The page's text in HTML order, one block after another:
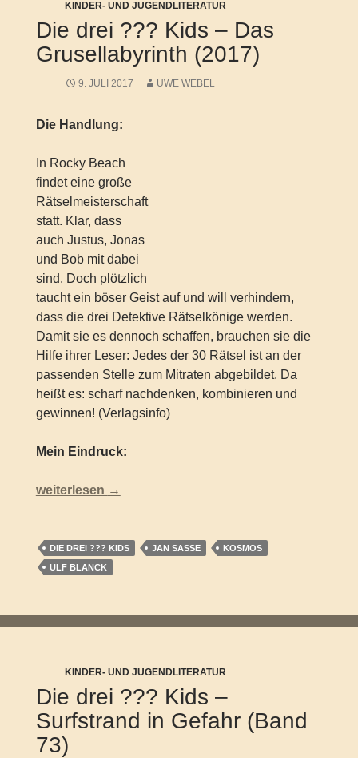
KINDER- UND JUGENDLITERATUR
Die drei ??? Kids – Das
Grusellabyrinth (2017)
9. JULI 2017 UWE WEBEL
Die Handlung:
In Rocky Beach
findet eine große
Rätselmeisterschaft
statt. Klar, dass
auch Justus, Jonas
und Bob mit dabei
sind. Doch plötzlich
taucht ein böser Geist auf und will verhindern,
dass die drei Detektive Rätselkönige werden.
Damit sie es dennoch schaffen, brauchen sie die
Hilfe ihrer Leser: Jedes der 30 Rätsel ist an der
passenden Stelle zum Mitraten abgebildet. Da
heißt es: scharf nachdenken, kombinieren und
gewinnen! (Verlagsinfo)
Mein Eindruck:
Die drei ??? Kids – Das Grusellabyrinth (2017)
weiterlesen →
DIE DREI ??? KIDS JAN SASSE
KOSMOS
ULF BLANCK
KINDER- UND JUGENDLITERATUR
Die drei ??? Kids –
Surfstrand in Gefahr (Band
73)